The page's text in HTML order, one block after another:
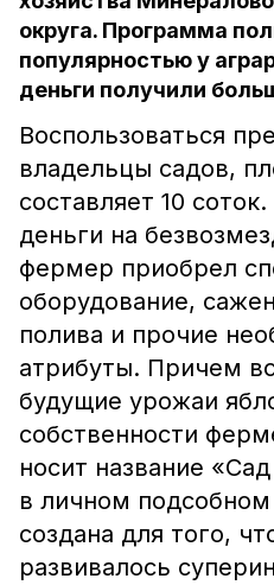
округа. Программа
популярностью у
деньги получили
Воспользоваться
владельцы садов,
составляет 10
деньги на
фермер приобрел
оборудование,
полива и прочие
атрибуты. Причем
будущие урожаи
собственности
носит название
в личном подсобном
создана для того,
развивалось